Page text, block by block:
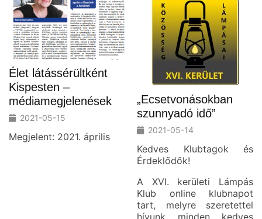
Élet látássérültként
Kispesten –
médiamegjelenések
2021-05-15
Megjelent: 2021. április
„Ecsetvonásokban
szunnyadó idő”
2021-05-14
Kedves Klubtagok és
Érdeklődők!
A XVI. kerületi Lámpás
Klub online klubnapot
tart, melyre szeretettel
hívunk minden kedves